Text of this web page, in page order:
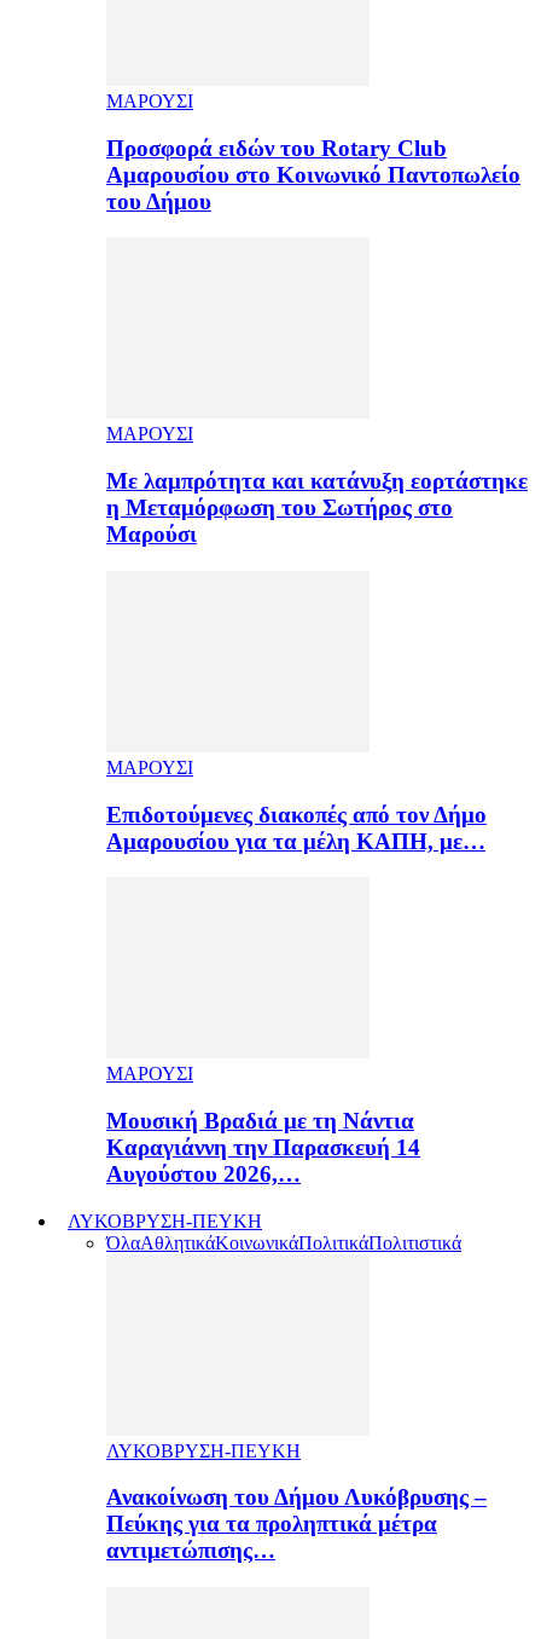
ΜΑΡΟΥΣΙ
Προσφορά ειδών του Rotary Club
Αμαρουσίου στο Κοινωνικό Παντοπωλείο
του Δήμου
ΜΑΡΟΥΣΙ
Με λαμπρότητα και κατάνυξη εορτάστηκε
η Μεταμόρφωση του Σωτήρος στο
Μαρούσι
ΜΑΡΟΥΣΙ
Επιδοτούμενες διακοπές από τον Δήμο
Αμαρουσίου για τα μέλη ΚΑΠΗ, με…
ΜΑΡΟΥΣΙ
Μουσική Βραδιά με τη Νάντια
Καραγιάννη την Παρασκευή 14
Αυγούστου 2026,…
ΛΥΚΟΒΡΥΣΗ-ΠΕΥΚΗ
ΌλαΑθλητικάΚοινωνικάΠολιτικάΠολιτιστικά
ΛΥΚΟΒΡΥΣΗ-ΠΕΥΚΗ
Ανακοίνωση του Δήμου Λυκόβρυσης –
Πεύκης για τα προληπτικά μέτρα
αντιμετώπισης…